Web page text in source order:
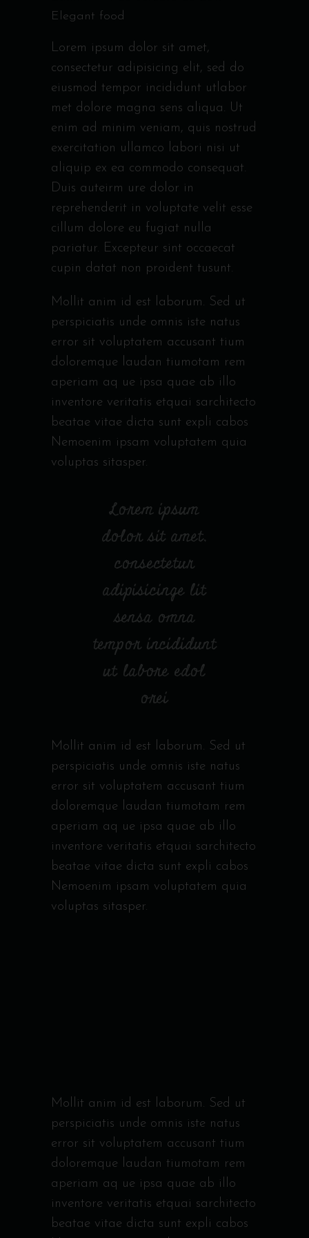
Elegant food
Lorem ipsum dolor sit amet,
consectetur adipisicing elit, sed do
eiusmod tempor incididunt utlabor
met dolore magna sens aliqua. Ut
enim ad minim veniam, quis nostrud
exercitation ullamco labori nisi ut
aliquip ex ea commodo consequat.
Duis auteirm ure dolor in
reprehenderit in voluptate velit esse
cillum dolore eu fugiat nulla
pariatur. Excepteur sint occaecat
cupin datat non proident tusunt.
Mollit anim id est laborum. Sed ut
perspiciatis unde omnis iste natus
error sit voluptatem accusant tium
doloremque laudan tiumotam rem
aperiam aq ue ipsa quae ab illo
inventore veritatis etquai sarchitecto
beatae vitae dicta sunt expli cabos
Nemoenim ipsam voluptatem quia
voluptas sitasper.
Lorem ipsum
dolor sit amet,
consectetur
adipisicinge lit
sensa omna
tempor incididunt
ut labore edol
orei
Mollit anim id est laborum. Sed ut
perspiciatis unde omnis iste natus
error sit voluptatem accusant tium
doloremque laudan tiumotam rem
aperiam aq ue ipsa quae ab illo
inventore veritatis etquai sarchitecto
beatae vitae dicta sunt expli cabos
Nemoenim ipsam voluptatem quia
voluptas sitasper.
Mollit anim id est laborum. Sed ut
perspiciatis unde omnis iste natus
error sit voluptatem accusant tium
doloremque laudan tiumotam rem
aperiam aq ue ipsa quae ab illo
inventore veritatis etquai sarchitecto
beatae vitae dicta sunt expli cabos